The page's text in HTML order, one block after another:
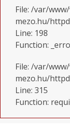
File: /var/
mezo.hu/
Line: 198
Function:
File: /var/
mezo.hu/
Line: 315
Function: